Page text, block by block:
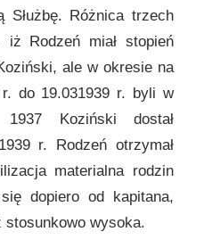
Służbę. Różnica trzech
iż Rodzeń miał stopień
ale w okresie na
r. do 19.031939 r. byli w
Koziński dostał
r. Rodzeń otrzymał
materialna rodzin
dopiero od kapitana,
stosunkowo wysoka.